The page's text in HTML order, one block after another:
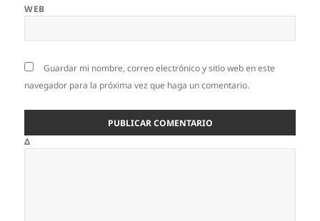
WEB
Guardar mi nombre, correo electrónico y sitio web en este
navegador para la próxima vez que haga un comentario.
Δ